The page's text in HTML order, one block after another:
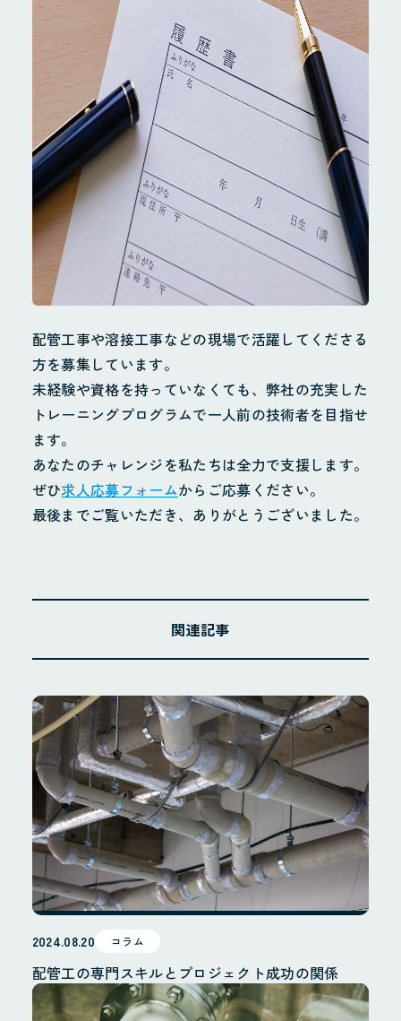
配管製造
施工実績
採用情報
採用サイト
お問合せ
個人情報保護方針
配管工事や溶接工事などの現場で活躍してくださる
方を募集しています。
未経験や資格を持っていなくても、弊社の充実した
トレーニングプログラムで一人前の技術者を目指せ
ます。
あなたのチャレンジを私たちは全力で支援します。
ぜひ求人応募フォームからご応募ください。
最後までご覧いただき、ありがとうございました。
関連記事
2024.08.20 コラム
配管工の専門スキルとプロジェクト成功の関係